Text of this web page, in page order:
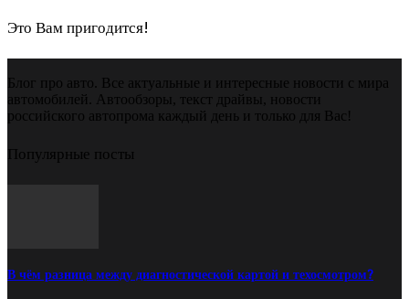
Это Вам пригодится!
Блог про авто. Все актуальные и интересные новости с мира
автомобилей. Автообзоры, текст драйвы, новости
российского автопрома каждый день и только для Вас!
Популярные посты
В чём разница между диагностической картой и техосмотром?